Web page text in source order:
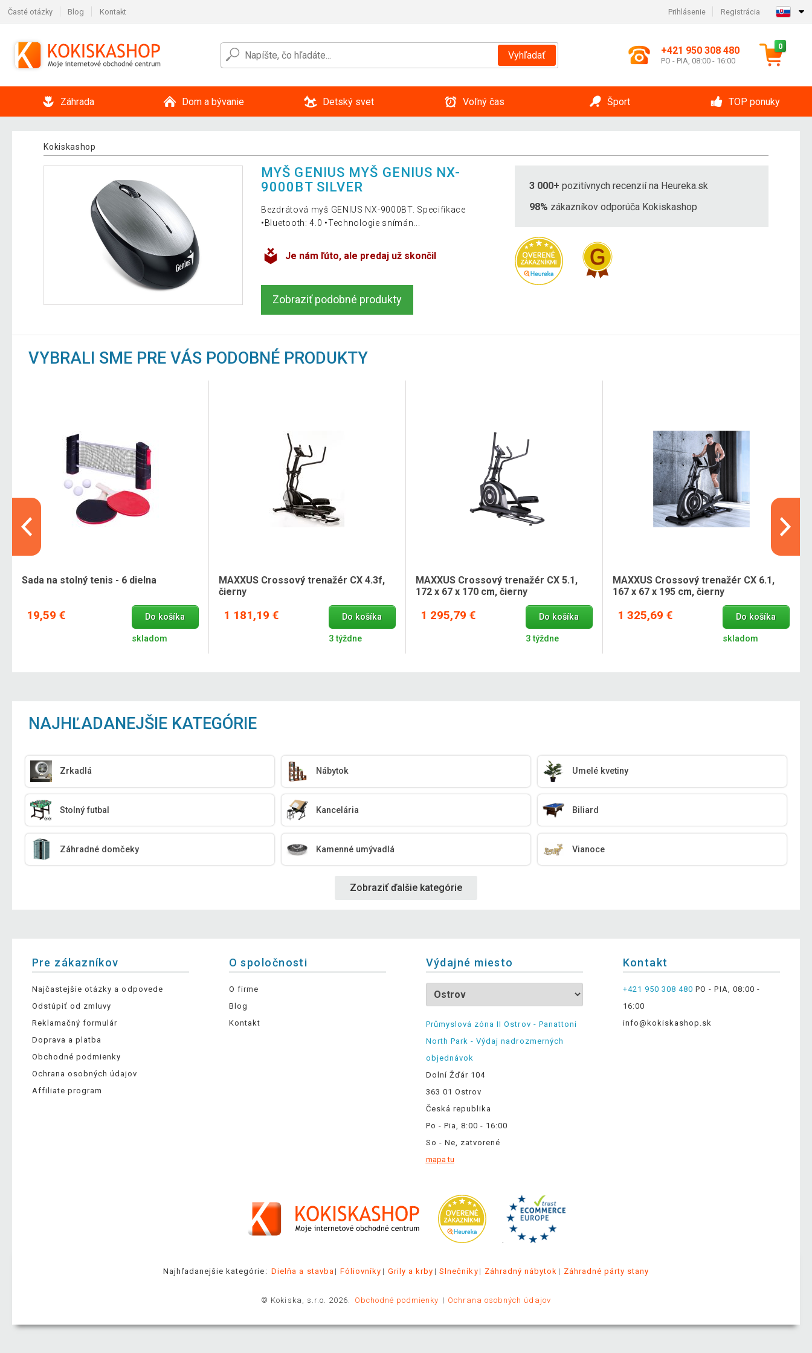
Časté otázky Blog Kontakt Prihlásenie Registrácia
Vyhľadať +421 950 308 480
PO - PIA, 08:00 - 16:00
0
Záhrada Dom a bývanie Detský svet Voľný čas Šport TOP ponuky
Kokiskashop
MYŠ GENIUS MYŠ GENIUS NX-
9000BT SILVER
Bezdrátová myš GENIUS NX-9000BT. Specifikace
•Bluetooth: 4.0 •Technologie snímán...
Je nám ľúto, ale predaj už skončil
Zobraziť podobné produkty
3 000+ pozitívnych recenzií na Heureka.sk
98% zákazníkov odporúča Kokiskashop
VYBRALI SME PRE VÁS PODOBNÉ PRODUKTY
Sada na stolný tenis - 6 dielna
19,59 € Do košíka
skladom
MAXXUS Crossový trenažér CX 4.3f,
čierny
1 181,19 € Do košíka
3 týždne
MAXXUS Crossový trenažér CX 5.1,
172 x 67 x 170 cm, čierny
1 295,79 € Do košíka
3 týždne
MAXXUS Crossový trenažér CX 6.1,
167 x 67 x 195 cm, čierny
1 325,69 € Do košíka
skladom
NAJHĽADANEJŠIE KATEGÓRIE
Zrkadlá Nábytok Umelé kvetiny
Stolný futbal Kancelária Biliard
Záhradné domčeky Kamenné umývadlá Vianoce
Zobraziť ďalšie kategórie
Pre zákazníkov
Najčastejšie otázky a odpovede
Odstúpiť od zmluvy
Reklamačný formulár
Doprava a platba
Obchodné podmienky
Ochrana osobných údajov
Affiliate program
O spoločnosti
O firme
Blog
Kontakt
Výdajné miesto
Průmyslová zóna II Ostrov - Panattoni
North Park - Výdaj nadrozmerných
objednávok
Dolní Žďár 104
363 01 Ostrov
Česká republika
Po - Pia, 8:00 - 16:00
So - Ne, zatvorené
mapa tu
Kontakt
+421 950 308 480 PO - PIA, 08:00 -
16:00
info@kokiskashop.sk
.
Najhľadanejšie kategórie: Dielňa a stavba Fóliovníky Grily a krby Slnečníky Záhradný nábytok Záhradné párty stany
© Kokiska, s.r.o. 2026. Obchodné podmienky Ochrana osobných údajov